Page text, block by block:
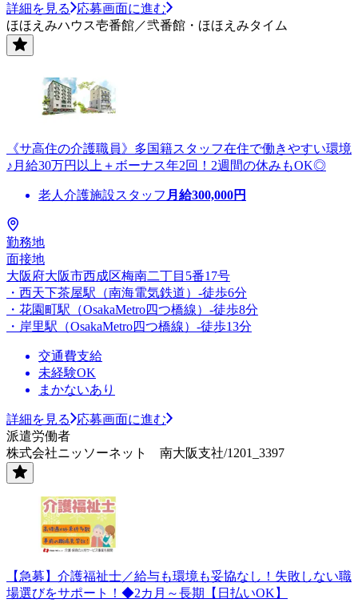
詳細を見る
応募画面に進む
ほほえみハウス壱番館／弐番館・ほほえみタイム
《サ高住の介護職員》多国籍スタッフ在住で働きやすい環境
♪月給30万円以上＋ボーナス年2回！2週間の休みもOK◎
老人介護施設スタッフ 月給300,000円
勤務地
面接地
大阪府大阪市西成区梅南二丁目5番17号
・西天下茶屋駅（南海電気鉄道）-徒歩6分
・花園町駅（OsakaMetro四つ橋線）-徒歩8分
・岸里駅（OsakaMetro四つ橋線）-徒歩13分
交通費支給
未経験OK
まかないあり
詳細を見る
応募画面に進む
派遣労働者
株式会社ニッソーネット 南大阪支社/1201_3397
【急募】介護福祉士／給与も環境も妥協なし！失敗しない職
場選びをサポート！◆2カ月～長期【日払いOK】